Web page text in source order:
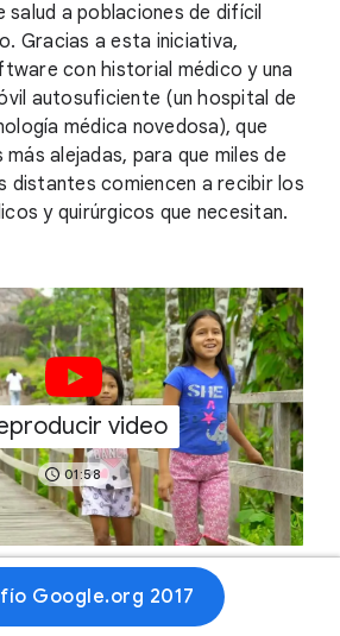
salud a poblaciones de difícil
Gracias a esta iniciativa,
con historial médico y una
autosuficiente (un hospital de
médica novedosa), que
alejadas, para que miles de
distantes comiencen a recibir los
y quirúrgicos que necesitan.
video
01:58
Google.org 2017